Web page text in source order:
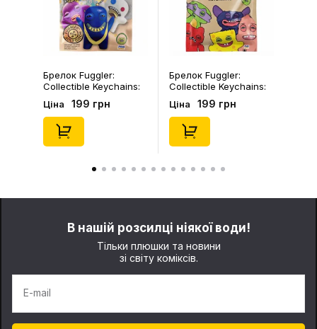
Брелок Fuggler:
Collectible Keychains:
Gold Edition: Series 3
(Blind Box: 1 з 24),
(11550)
Ціна 199 грн
Брелок Fuggler:
Collectible Keychains:
Series 2 (Blind Box: 1 з
46), (15475)
Ціна 199 грн
В нашій розсилці ніякої води!
Тільки плюшки та новини
зі світу коміксів.
E-mail